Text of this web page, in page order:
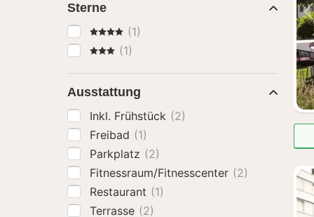
Sterne
4 Sterne(1)
3 Sterne
(1)
Ausstattung
Inkl. Frühstück (2)
Freibad (1)
Parkplatz (2)
Fitnessraum/Fitnesscenter (2)
Restaurant (1)
Terrasse (2)